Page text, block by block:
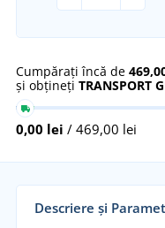
Cumpărați încă de
și obțineți TRANSPORT
0,00 lei / 469,00 lei
Descriere și